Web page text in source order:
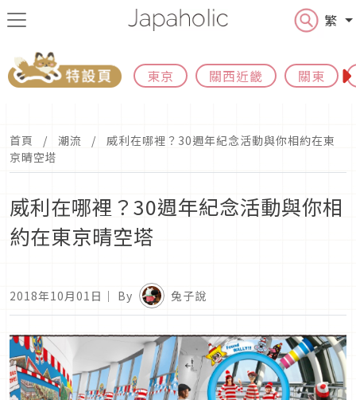
繁
東京 關西近畿 關東
首頁 潮流
威利在哪裡？30週年紀念活動與你相約在東
京晴空塔
威利在哪裡？30週年紀念活動與你相
約在東京晴空塔
2018年10月01日 ｜ By 兔子說